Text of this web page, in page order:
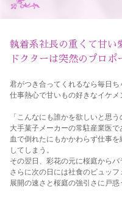
執着系社長の重くて甘
ドクターは突然のプロポ
君がつき合ってくれるなら毎日ち
仕事熱心で甘いもの好きなイケ
「こんなにも誰かを欲しいと思う
大手菓子メーカーの常駐産業医
血で倒れたにもかかわらず仕事
してしまう。
その翌日、彩花の元に桜庭からバ
さらに次の日には社食のビュッ
展開の速さと桜庭の強引さに戸